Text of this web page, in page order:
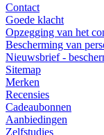
Contact
Goede klacht
Opzegging van het
Bescherming van
Nieuwsbrief -
Sitemap
Merken
Recensies
Cadeaubonnen
Aanbiedingen
Zelfstudies